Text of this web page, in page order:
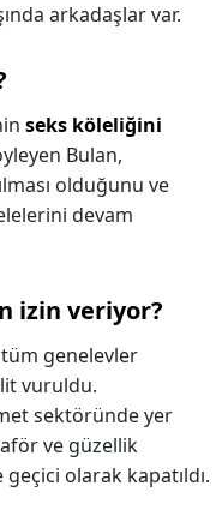
arkadaşlar var.
seks köleliğini
Bulan,
olduğunu ve
devam
izin veriyor?
genelevler
vuruldu.
sektöründe yer
ve güzellik
geçici olarak kapatıldı.